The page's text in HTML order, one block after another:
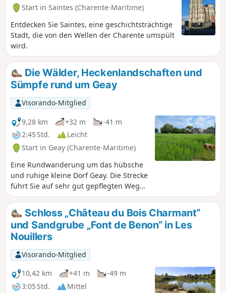
Start in Saintes (Charente-Maritime)
Entdecken Sie Saintes, eine geschichtsträchtige
Stadt, die von den Wellen der Charente umspült
wird.
Die Wälder, Heckenlandschaften und
Sümpfe rund um Geay
Visorando-Mitglied
9,28 km
+32 m
-41 m
2:45 Std.
Leicht
Start in Geay (Charente-Maritime)
Eine Rundwanderung um das hübsche
und ruhige kleine Dorf Geay. Die Strecke
führt Sie auf sehr gut gepflegten Wegen
durch Wälder und Heckenlandschaften.
Sie wandern auch am Sumpf entlang.
Die Charente ist nicht weit entfernt,
bleibt aber unsichtbar. Die Strecke
wurde vor Ort vermessen und ist daher
sehr zuverlässig.
Schloss „Château du Bois Charmant“
und Sandgrube „Font de Benon“ in Les
Nouillers
Visorando-Mitglied
10,42 km
+41 m
-49 m
3:05 Std.
Mittel